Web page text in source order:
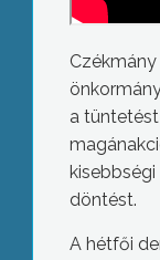
a
döntést.
A hétfői